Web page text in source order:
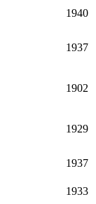
1940
1937
1902
1929
1937
1933